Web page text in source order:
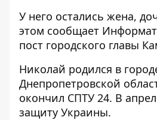
У него остались жена,
этом сообщает
пост городского главы
Николай родился в
Днепропетровской
окончил СПТУ 24. В
защиту Украины.